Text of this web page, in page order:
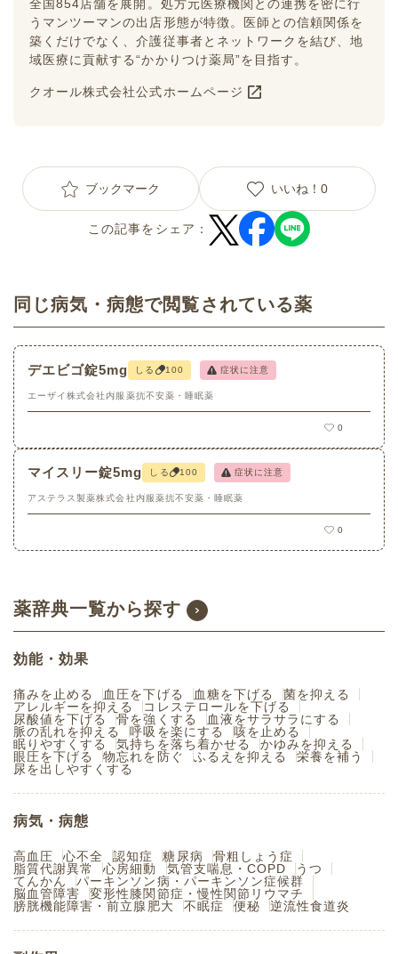
全国854店舗を展開。処方元医療機関との連携を密に行
うマンツーマンの出店形態が特徴。医師との信頼関係を
築くだけでなく、介護従事者とネットワークを結び、地
域医療に貢献する“かかりつけ薬局”を目指す。
クオール株式会社公式ホームページ
ブックマーク いいね！ 0
この記事をシェア：
同じ病気・病態で閲覧されている薬
デエビゴ錠5mg しる 100 症状に注意
エーザイ株式会社 内服薬抗不安薬・睡眠薬
0
マイスリー錠5mg しる 100 症状に注意
アステラス製薬株式会社 内服薬抗不安薬・睡眠薬
0
薬辞典一覧から探す
効能・効果
痛みを止める 血圧を下げる 血糖を下げる
菌を抑える
アレルギーを抑える
コレステロールを下げる
尿酸値を下げる
骨を強くする
血液をサラサラにする
脈の乱れを抑える
呼吸を楽にする
咳を止める
眠りやすくする
気持ちを落ち着かせる
かゆみを抑える
眼圧を下げる
物忘れを防ぐ ふるえを抑える
栄養を補う
尿を出しやすくする
病気・病態
高血圧 心不全 認知症 糖尿病
骨粗しょう症
脂質代謝異常
心房細動 気管支喘息・COPD
うつ
てんかん
パーキンソン病・パーキンソン症候群
脳血管障害
変形性膝関節症・慢性関節リウマチ
膀胱機能障害・前立腺肥大
不眠症 便秘 逆流性食道炎